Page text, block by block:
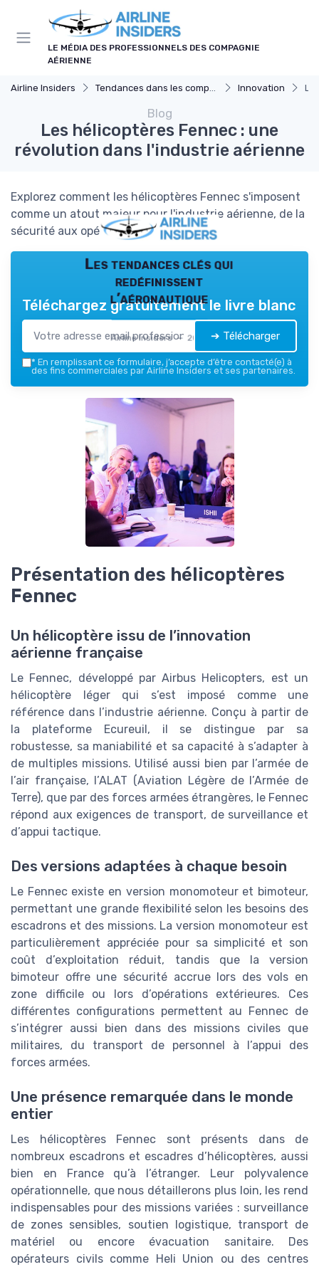
LE MÉDIA DES PROFESSIONNELS DES COMPAGNIE
AÉRIENNE
Airline Insiders Tendances dans les compagnies aériennes Innovation
Blog
Les hélicoptères Fennec : une
révolution dans l'industrie aérienne
Explorez comment les hélicoptères Fennec s'imposent
comme un atout majeur pour l'industrie aérienne, de la
sécurité aux opérations spécialisées.
Les tendances clés qui
redéfinissent
l’aéronautique
Airline Insiders — 2026
Téléchargez gratuitement le livre blanc
➔ Télécharger
* En remplissant ce formulaire, j’accepte d’être contacté(e) à
des fins commerciales par Airline Insiders et ses partenaires.
Présentation des hélicoptères
Fennec
Un hélicoptère issu de l’innovation
aérienne française
Le Fennec, développé par Airbus Helicopters, est un
hélicoptère léger qui s’est imposé comme une
référence dans l’industrie aérienne. Conçu à partir de
la plateforme Ecureuil, il se distingue par sa
robustesse, sa maniabilité et sa capacité à s’adapter à
de multiples missions. Utilisé aussi bien par l’armée de
l’air française, l’ALAT (Aviation Légère de l’Armée de
Terre), que par des forces armées étrangères, le Fennec
répond aux exigences de transport, de surveillance et
d’appui tactique.
Des versions adaptées à chaque besoin
Le Fennec existe en version monomoteur et bimoteur,
permettant une grande flexibilité selon les besoins des
escadrons et des missions. La version monomoteur est
particulièrement appréciée pour sa simplicité et son
coût d’exploitation réduit, tandis que la version
bimoteur offre une sécurité accrue lors des vols en
zone difficile ou lors d’opérations extérieures. Ces
différentes configurations permettent au Fennec de
s’intégrer aussi bien dans des missions civiles que
militaires, du transport de personnel à l’appui des
forces armées.
Une présence remarquée dans le monde
entier
Les hélicoptères Fennec sont présents dans de
nombreux escadrons et escadres d’hélicoptères, aussi
bien en France qu’à l’étranger. Leur polyvalence
opérationnelle, que nous détaillerons plus loin, les rend
indispensables pour des missions variées : surveillance
de zones sensibles, soutien logistique, transport de
matériel ou encore évacuation sanitaire. Des
opérateurs civils comme Heli Union ou des centres
Panneau de gestion des cookies